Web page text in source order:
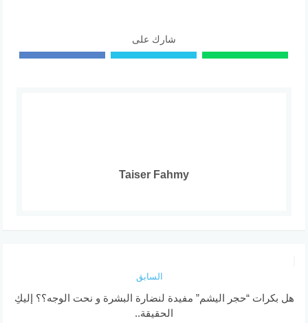
شارك على
Taiser Fahmy
السابق
هل بكرات “حجر اليشم” مفيدة لنضارة البشرة و نحت الوجه؟؟ إليكِ
الحقيقة..